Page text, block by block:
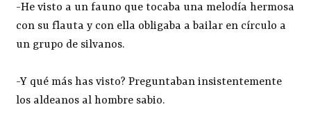
-He visto a un fauno que tocaba una melodía hermosa
con su flauta y con ella obligaba a bailar en círculo a
un grupo de silvanos.
-Y qué más has visto? Preguntaban insistentemente
los aldeanos al hombre sabio.